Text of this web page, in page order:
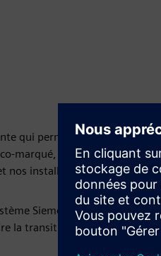
qui permet à vos
marqué, avec capacité de
nos installateurs s'assurent
Siemens Depot360
la transition vers les